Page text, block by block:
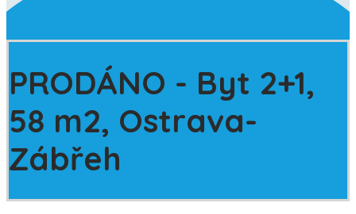
PRODÁNO - Byt 2+1,
58 m2, Ostrava-
Zábřeh